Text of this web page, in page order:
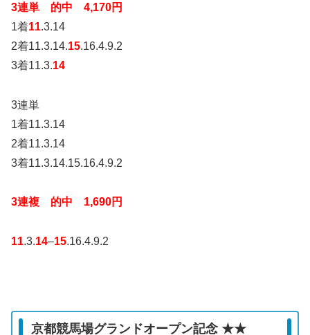
3連単 的中 4,170円
1着11.3.14
2着11.3.14.15.16.4.9.2
3着11.3.14
3連単
1着11.3.14
2着11.3.14
3着11.3.14.15.16.4.9.2
3連複 的中 1,690円
11.3.14–15.16.4.9.2
京都競馬場グランドオープン記念 ★★